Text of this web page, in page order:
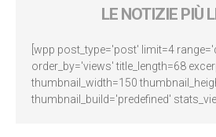
LE NOTIZIE PIÙ
[wpp post_type='post' limit=4
order_by='views' title_length=68
thumbnail_width=150
thumbnail_build='predefined'